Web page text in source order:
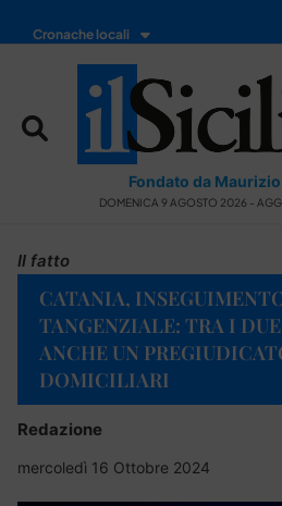
Cronache locali
Fondato da
DOMENICA 9 AGOSTO 2026 -
Il fatto
CATANIA,
TANGENZIALE: TRA I DUE
ANCHE UN
DOMICILIARI
Redazione
mercoledì 16 Ottobre 2024